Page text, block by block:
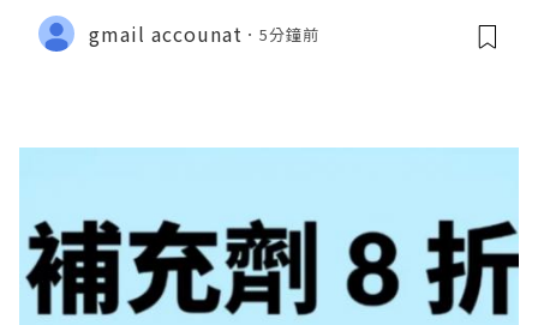
gmail accounat 5分鐘前